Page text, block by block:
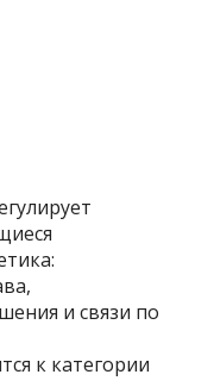
и связи по
к категории